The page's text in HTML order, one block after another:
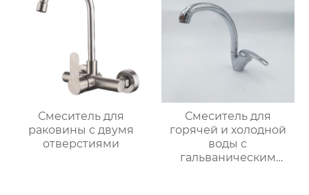
Смеситель для
раковины с двумя
отверстиями
Смеситель для
горячей и холодной
воды с
гальваническим